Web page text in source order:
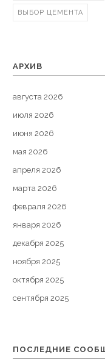
ВЫБОР ЦЕМЕНТА
АРХИВ
августа 2026
июля 2026
июня 2026
мая 2026
апреля 2026
марта 2026
февраля 2026
января 2026
декабря 2025
ноября 2025
октября 2025
сентября 2025
ПОСЛЕДНИЕ